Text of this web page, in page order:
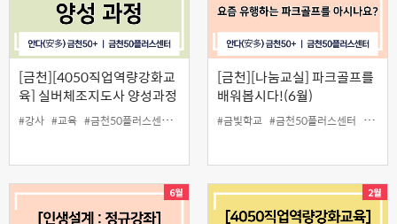
[금천][4050직업역량강화교
육] 실버체조지도사 양성과정
#강사 #교육 #금천50플러스센터 #실버체조 #양성 #일활동
[금천][나눔교실] 파크골프를
배워봅시다!(6월)
#금빛학교 #금천50플러스센터 #나눔